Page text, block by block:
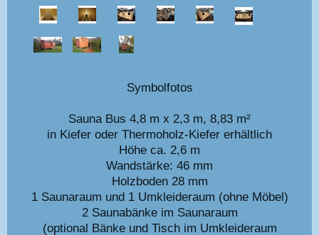
Symbolfotos
Sauna Bus 4,8 m x 2,3 m, 8,83 m²
in Kiefer oder Thermoholz-Kiefer erhältlich
Höhe ca. 2,6 m
Wandstärke: 46 mm
Holzboden 28 mm
1 Saunaraum und 1 Umkleideraum (ohne Möbel)
2 Saunabänke im Saunaraum
(optional Bänke und Tisch im Umkleideraum